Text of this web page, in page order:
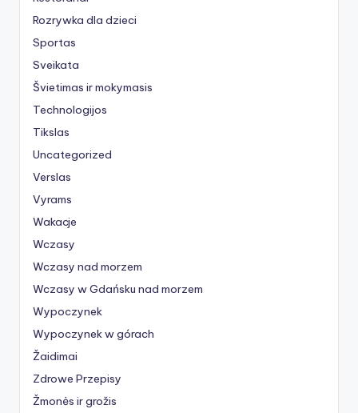
Rozrywka dla dzieci
Sportas
Sveikata
Švietimas ir mokymasis
Technologijos
Tikslas
Uncategorized
Verslas
Vyrams
Wakacje
Wczasy
Wczasy nad morzem
Wczasy w Gdańsku nad morzem
Wypoczynek
Wypoczynek w górach
Žaidimai
Zdrowe Przepisy
Žmonės ir grožis